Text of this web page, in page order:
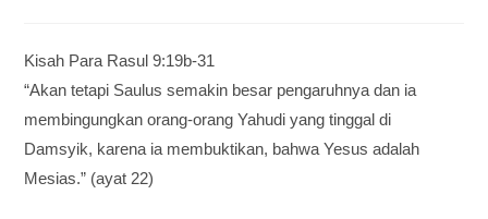
Kisah Para Rasul 9:19b-31
“Akan tetapi Saulus semakin besar pengaruhnya dan ia
membingungkan orang-orang Yahudi yang tinggal di
Damsyik, karena ia membuktikan, bahwa Yesus adalah
Mesias.” (ayat 22)